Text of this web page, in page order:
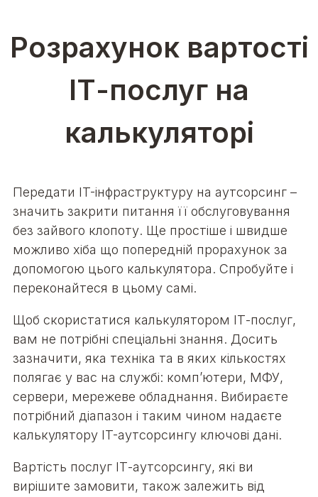
Розрахунок вартості
ІТ-послуг на
калькуляторі
Передати IT-інфраструктуру на аутсорсинг –
значить закрити питання її обслуговування
без зайвого клопоту. Ще простіше і швидше
можливо хіба що попередній прорахунок за
допомогою цього калькулятора. Спробуйте і
переконайтеся в цьому самі.
Щоб скористатися калькулятором ІТ-послуг,
вам не потрібні спеціальні знання. Досить
зазначити, яка техніка та в яких кількостях
полягає у вас на службі: комп’ютери, МФУ,
сервери, мережеве обладнання. Вибираєте
потрібний діапазон і таким чином надаєте
калькулятору IT-аутсорсингу ключові дані.
Вартість послуг ІТ-аутсорсингу, які ви
вирішите замовити, також залежить від